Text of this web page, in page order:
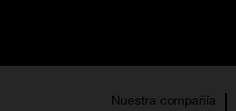
Nuestra compañía